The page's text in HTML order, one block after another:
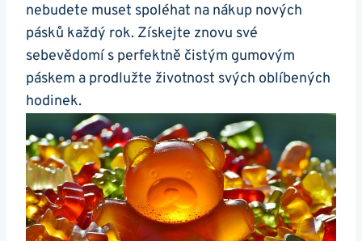
nebudete muset spoléhat na nákup nových
pásků každý rok. Získejte znovu své
⁤sebevědomí s perfektně čistým gumovým
páskem ‍a prodlužte životnost svých oblíbených
hodinek.